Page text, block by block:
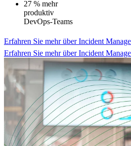
27 % mehr
produktiv
DevOps-Teams
Erfahren Sie mehr über Incident
Erfahren Sie mehr über Incident